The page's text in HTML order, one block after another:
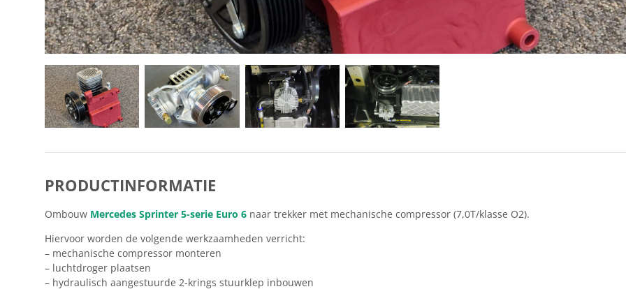
PRODUCTINFORMATIE
Ombouw Mercedes Sprinter 5-serie Euro 6 naar trekker met mechanische compressor (7,0T/klasse O2).
Hiervoor worden de volgende werkzaamheden verricht:
– mechanische compressor monteren
– luchtdroger plaatsen
– hydraulisch aangestuurde 2-krings stuurklep inbouwen